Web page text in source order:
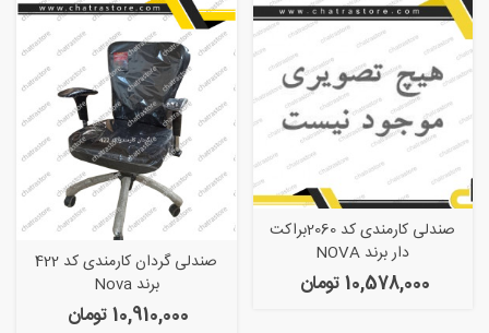
صندلی کارمندی کد 2060براکت
دار برند NOVA
10,578,000 تومان
صندلی گردان کارمندی کد 422
برند Nova
10,910,000 تومان